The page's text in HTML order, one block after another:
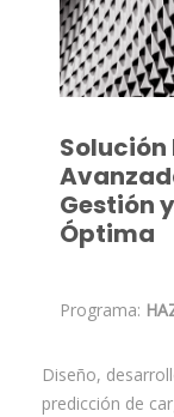
Gestión
Óptima
Programa:
Diseño,
predicción de